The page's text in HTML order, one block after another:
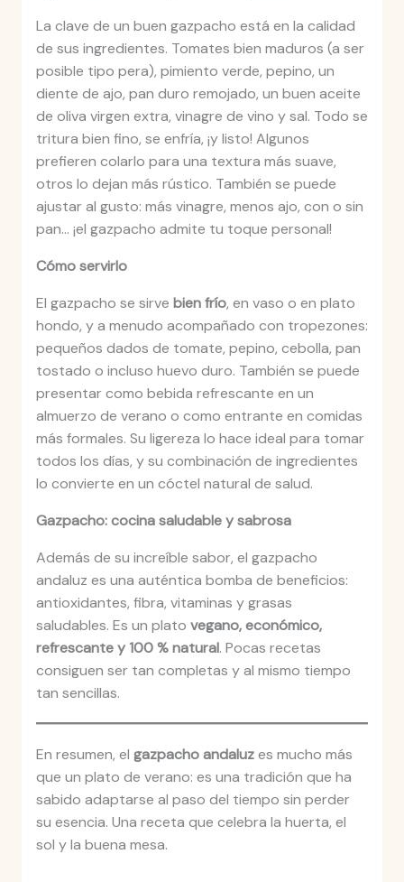
La clave de un buen gazpacho está en la calidad
de sus ingredientes. Tomates bien maduros (a ser
posible tipo pera), pimiento verde, pepino, un
diente de ajo, pan duro remojado, un buen aceite
de oliva virgen extra, vinagre de vino y sal. Todo se
tritura bien fino, se enfría, ¡y listo! Algunos
prefieren colarlo para una textura más suave,
otros lo dejan más rústico. También se puede
ajustar al gusto: más vinagre, menos ajo, con o sin
pan… ¡el gazpacho admite tu toque personal!
Cómo servirlo
El gazpacho se sirve bien frío, en vaso o en plato
hondo, y a menudo acompañado con tropezones:
pequeños dados de tomate, pepino, cebolla, pan
tostado o incluso huevo duro. También se puede
presentar como bebida refrescante en un
almuerzo de verano o como entrante en comidas
más formales. Su ligereza lo hace ideal para tomar
todos los días, y su combinación de ingredientes
lo convierte en un cóctel natural de salud.
Gazpacho: cocina saludable y sabrosa
Además de su increíble sabor, el gazpacho
andaluz es una auténtica bomba de beneficios:
antioxidantes, fibra, vitaminas y grasas
saludables. Es un plato vegano, económico,
refrescante y 100 % natural. Pocas recetas
consiguen ser tan completas y al mismo tiempo
tan sencillas.
En resumen, el gazpacho andaluzes mucho más
que un plato de verano: es una tradición que ha
sabido adaptarse al paso del tiempo sin perder
su esencia. Una receta que celebra la huerta, el
sol y la buena mesa.